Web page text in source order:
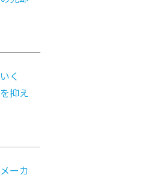
く
抑え
ーカ